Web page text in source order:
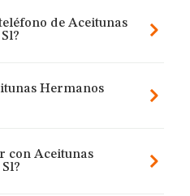
de Aceitunas
Hermanos
con Aceitunas